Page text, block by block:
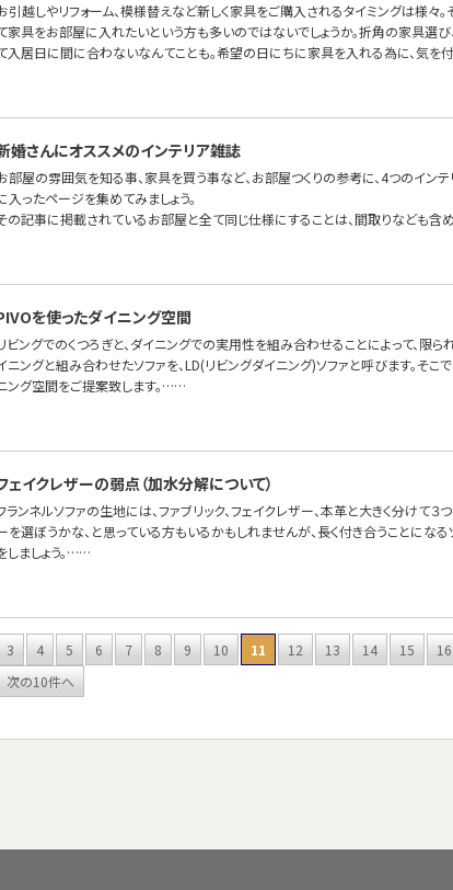
引越しやリフォーム、模様替えなど新しく家具をご購入されるタイミングは様々
家具をお部屋に入れたいという方も多いのではないでしょうか。折角の家具選び
入居日に間に合わないなんてことも。希望の日にちに家具を入れる為に、気を
婚さんにオススメのインテリア雑誌
部屋の雰囲気を知る事、家具を買う事など、お部屋つくりの参考に、4つのイン
入ったページを集めてみましょう。
の記事に掲載されているお部屋と全て同じ仕様にすることは、間取りなども含
を使ったダイニング空間
ビングでのくつろぎと、ダイニングでの実用性を組み合わせることによって、限
ニングと組み合わせたソファを、LD(リビングダイニング)ソファと呼びます。そこ
ング空間をご提案致します。……
ェイクレザーの弱点（加水分解について）
ランネルソファの生地には、ファブリック、フェイクレザー、本革と大きく分けて
を選ぼうかな、と思っている方もいるかもしれませんが、長く付き合うことにな
しましょう。……
3 4 5 6 7 8 9 10 11 12 13 14 15 16
次の10件へ